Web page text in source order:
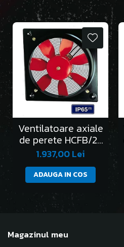
Ventilatoare axiale
de perete HCFB/2-
250/H
1.937,00 Lei
ADAUGA IN COS
Magazinul meu